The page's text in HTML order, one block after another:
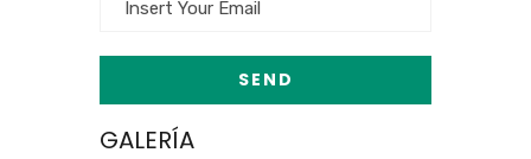
GALERÍA